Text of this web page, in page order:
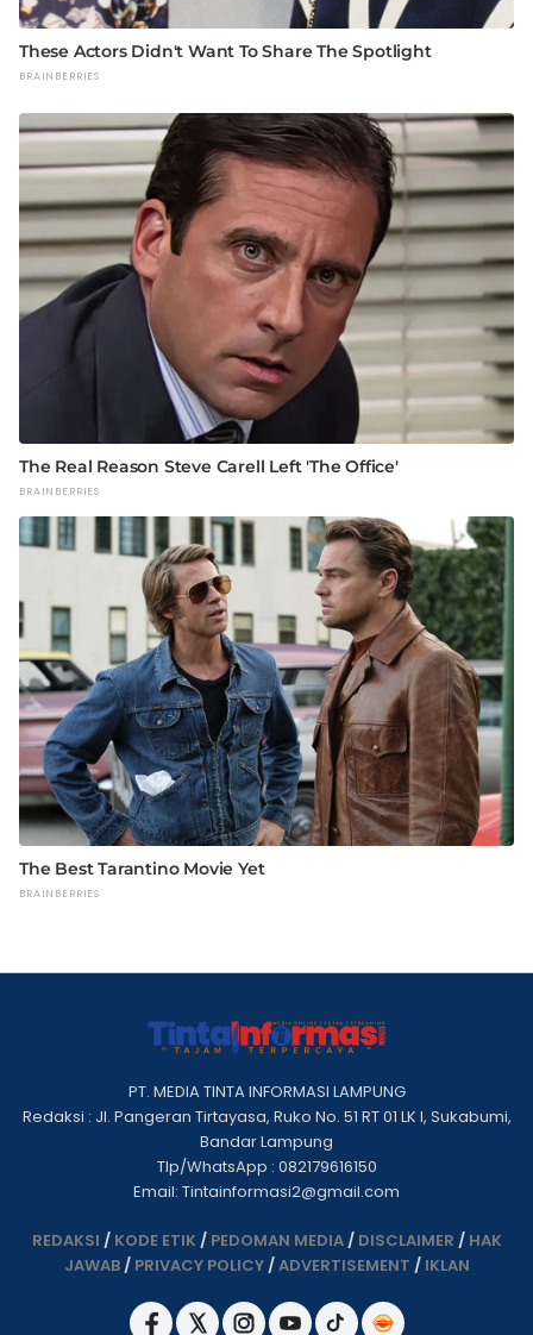
PT. MEDIA TINTA INFORMASI LAMPUNG
Redaksi : Jl. Pangeran Tirtayasa, Ruko No. 51 RT 01 LK I, Sukabumi,
Bandar Lampung
Tlp/WhatsApp : 082179616150
Email: Tintainformasi2@gmail.com
REDAKSI / KODE ETIK / PEDOMAN MEDIA/ DISCLAIMER / HAK
JAWAB/ PRIVACY POLICY/ADVERTISEMENT / IKLAN